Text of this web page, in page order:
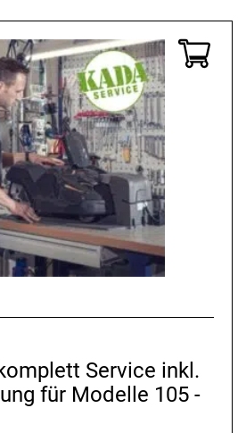
Service inkl.
für Modelle 105 -